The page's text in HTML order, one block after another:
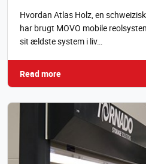
Hvordan Atlas Holz, en
har brugt MOVO mobile
sit ældste system i liv…
Read more